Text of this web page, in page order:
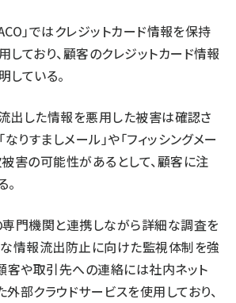
」ではクレジットカード情報を保持
しており、顧客のクレジットカード情報
ている。
出した情報を悪用した被害は確認さ
なりすましメール」や「フィッシングメー
害の可能性があるとして、顧客に注
専門機関と連携しながら詳細な調査を
な情報流出防止に向けた監視体制を強
客や取引先への連絡には社内ネット
部クラウドサービスを使用しており、